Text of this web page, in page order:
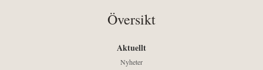
Översikt
Aktuellt
Nyheter